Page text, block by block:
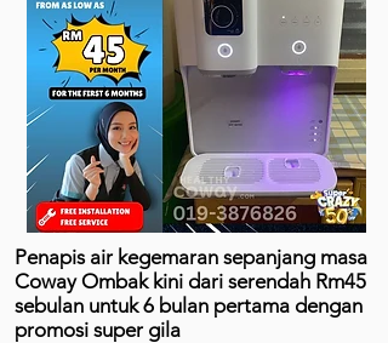
Penapis air kegemaran sepanjang masa
Coway Ombak kini dari serendah Rm45
sebulan untuk 6 bulan pertama dengan
promosi super gila